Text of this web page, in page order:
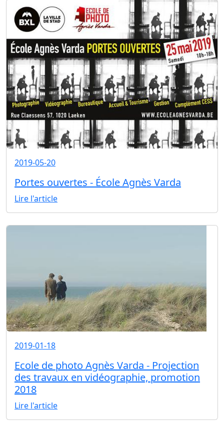
2019-05-20
Portes ouvertes - École Agnès Varda
Lire l'article
2019-01-18
Ecole de photo Agnès Varda - Projection
des travaux en vidéographie, promotion
2018
Lire l'article